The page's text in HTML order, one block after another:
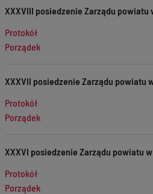
XXXVIII posiedzenie Zarządu powiatu
Protokół
Porządek
XXXVII posiedzenie Zarządu powiatu
Protokół
Porządek
XXXVI posiedzenie Zarządu powiatu
Protokół
Porządek